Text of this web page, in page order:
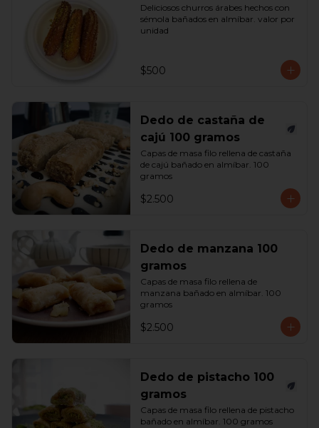
Deliciosos churros árabes hechos con
sémola bañados en almíbar. valor por
unidad
$500
Dedo de castaña de
cajú 100 gramos
Capas de masa filo rellena de castaña
de cajú bañado en almíbar. 100
gramos
$2.500
Dedo de manzana 100
gramos
Capas de masa filo rellena de
manzana bañado en almíbar. 100
gramos
$2.500
Dedo de pistacho 100
gramos
Capas de masa filo rellena de pistacho
bañado en almíbar. 100 gramos